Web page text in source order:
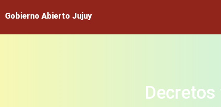
Gobierno Abierto Jujuy